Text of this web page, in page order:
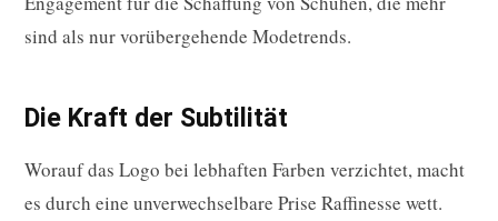
sind als nur vorübergehende Modetrends.
Die Kraft der Subtilität
Worauf das Logo bei lebhaften Farben verzichtet, macht
es durch eine unverwechselbare Prise Raffinesse wett.